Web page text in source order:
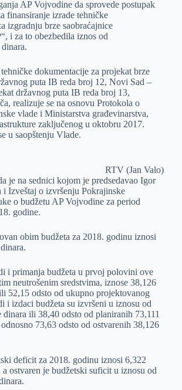
AP Vojvodine da sprovede postupak
finansiranje izrade tehničke
izgradnju brze saobraćajnice
i za to obezbedila iznos od
dokumentacije za projekat brze
puta IB reda broj 12, Novi Sad –
državnog puta IB reda broj 13,
realizuje se na osnovu Protokola o
vlade i Ministarstva građevinarstva,
zaključenog u oktobru 2017.
u saopštenju Vlade.
RTV (Jan Valo)
je na sednici kojom je predsedavao Igor
Izveštaj o izvršenju Pokrajinske
o budžetu AP Vojvodine za period
godine.
obim budžeta za 2018. godinu iznosi
i primanja budžeta u prvoj polovini ove
neutrošenim sredstvima, iznose 38,126
52,15 odsto od ukupno projektovanog
i izdaci budžeta su izvršeni u iznosu od
ili 38,40 odsto od planiranih 73,111
73,63 odsto od ostvarenih 38,126
deficit za 2018. godinu iznosi 6,322
ostvaren je budžetski suficit u iznosu od